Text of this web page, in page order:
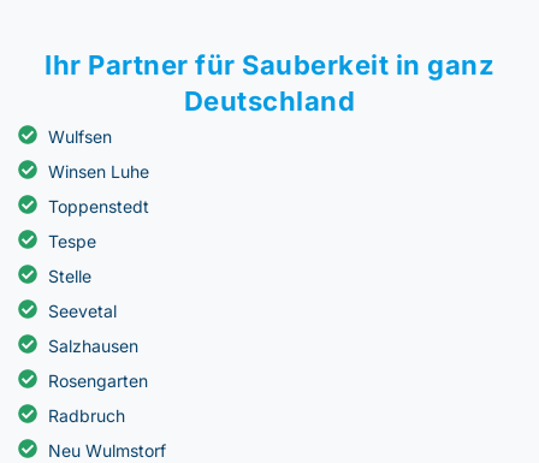
Ihr Partner für Sauberkeit in ganz
Deutschland
Wulfsen
Winsen Luhe
Toppenstedt
Tespe
Stelle
Seevetal
Salzhausen
Rosengarten
Radbruch
Neu Wulmstorf